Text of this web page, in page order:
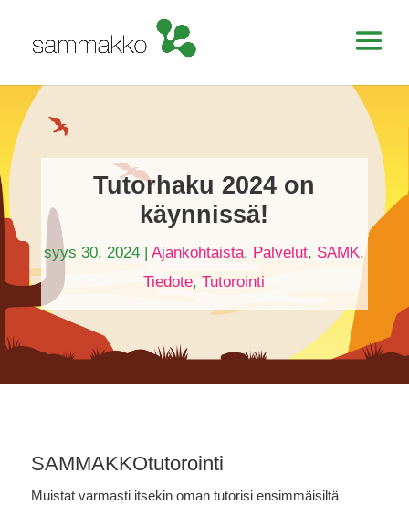
Tutorhaku 2024 on
käynnissä!
syys 30, 2024 |Ajankohtaista, Palvelut, SAMK,
Tiedote,Tutorointi
SAMMAKKOtutorointi
Muistat varmasti itsekin oman tutorisi ensimmäisiltä